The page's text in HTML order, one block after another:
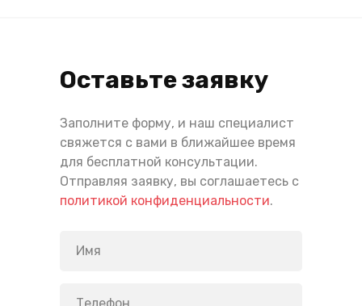
Оставьте заявку
Заполните форму, и наш специалист
свяжется с вами в ближайшее время
для бесплатной консультации.
Отправляя заявку, вы соглашаетесь с
политикой конфиденциальности.